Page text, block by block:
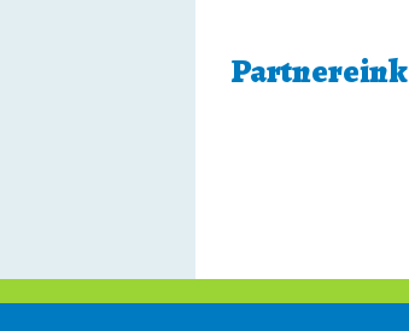
Partnereink